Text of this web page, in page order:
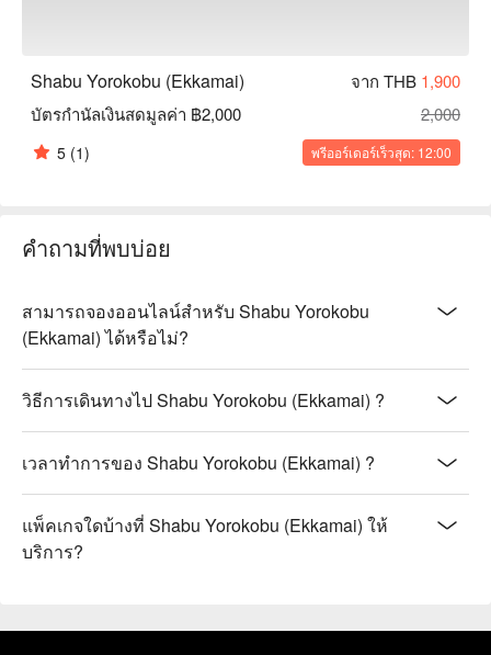
Shabu Yorokobu (Ekkamai) จาก THB 1,900
บัตรกำนัลเงินสดมูลค่า ฿2,000
2,000
5 (1) พรีออร์เดอร์เร็วสุด: 12:00
คำถามที่พบบ่อย
สามารถจองออนไลน์สำหรับ Shabu Yorokobu
(Ekkamai) ได้หรือไม่?
วิธีการเดินทางไป Shabu Yorokobu (Ekkamai) ?
เวลาทำการของ Shabu Yorokobu (Ekkamai) ?
แพ็คเกจใดบ้างที่ Shabu Yorokobu (Ekkamai) ให้
บริการ?